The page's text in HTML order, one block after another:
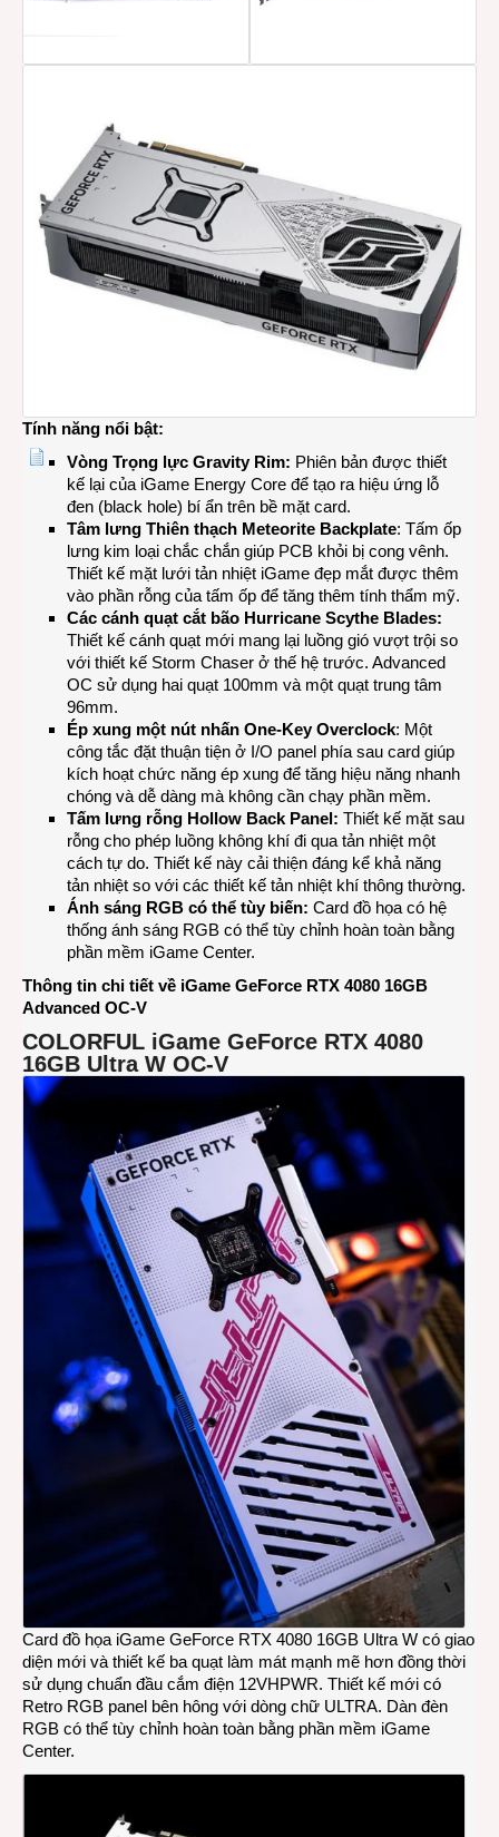
Tính năng nổi bật:
Vòng Trọng lực Gravity Rim: Phiên bản được thiết
kế lại của iGame Energy Core để tạo ra hiệu ứng lỗ
đen (black hole) bí ẩn trên bề mặt card.
Tâm lưng Thiên thạch Meteorite Backplate: Tấm ốp
lưng kim loại chắc chắn giúp PCB khỏi bị cong vênh.
Thiết kế mặt lưới tản nhiệt iGame đẹp mắt được thêm
vào phần rỗng của tấm ốp để tăng thêm tính thẩm mỹ.
Các cánh quạt cắt bão Hurricane Scythe Blades:
Thiết kế cánh quạt mới mang lại luồng gió vượt trội so
với thiết kế Storm Chaser ở thế hệ trước. Advanced
OC sử dụng hai quạt 100mm và một quạt trung tâm
96mm.
Ép xung một nút nhấn One-Key Overclock: Một
công tắc đặt thuận tiện ở I/O panel phía sau card giúp
kích hoạt chức năng ép xung để tăng hiệu năng nhanh
chóng và dễ dàng mà không cần chạy phần mềm.
Tấm lưng rỗng Hollow Back Panel: Thiết kế mặt sau
rỗng cho phép luồng không khí đi qua tản nhiệt một
cách tự do. Thiết kế này cải thiện đáng kể khả năng
tản nhiệt so với các thiết kế tản nhiệt khí thông thường.
Ánh sáng RGB có thể tùy biến: Card đồ họa có hệ
thống ánh sáng RGB có thể tùy chỉnh hoàn toàn bằng
phần mềm iGame Center.
Thông tin chi tiết về iGame GeForce RTX 4080 16GB
Advanced OC-V
COLORFUL iGame GeForce RTX 4080
16GB Ultra W OC-V
Card đồ họa iGame GeForce RTX 4080 16GB Ultra W có giao
diện mới và thiết kế ba quạt làm mát mạnh mẽ hơn đồng thời
sử dụng chuẩn đầu cắm điện 12VHPWR. Thiết kế mới có
Retro RGB panel bên hông với dòng chữ ULTRA. Dàn đèn
RGB có thể tùy chỉnh hoàn toàn bằng phần mềm iGame
Center.